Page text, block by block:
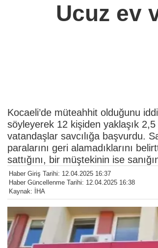
Ucuz ev
Kocaeli’de müteahhit olduğunu
söyleyerek 12 kişiden yaklaşık
vatandaşlar savcılığa başvurdu.
paralarını geri alamadıklarını
sattığını, bir müştekinin ise
Haber Giriş Tarihi: 12.04.2025 16:37
Haber Güncellenme Tarihi: 12.04.2025 16:38
Kaynak: İHA